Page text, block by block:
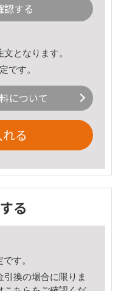
認する
となります。
です。
について
る
る
す。
換の場合に限りま